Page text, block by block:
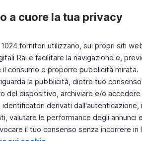
a cuore la tua privacy
1024 fornitori utilizzano, sui propri siti
Rai e facilitare la navigazione e,
il consumo e proporre pubblicità mirata.
la pubblicità, dietro tuo
del dispositivo, archiviare e/o
identificatori derivati
valutare le performance degli
il tuo consenso senza incorrere